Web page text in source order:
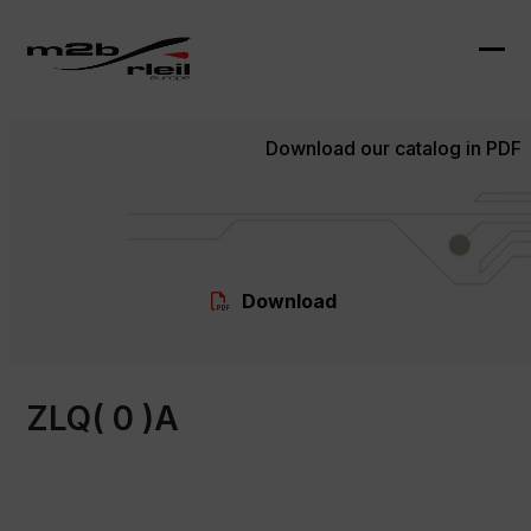
content
Download our catalog in PDF
Download
ZLQ( 0 )A